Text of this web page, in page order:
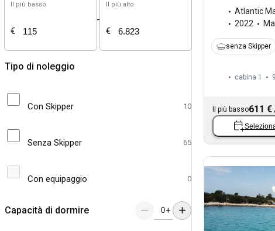
Il più basso
€
-
Il più alto
€
Tipo di noleggio
Con Skipper 10
Senza Skipper 65
Con equipaggio 0
Capacità di dormire +
Atlantic
2022
senza Skipper
cabina 1
Il più basso611 €